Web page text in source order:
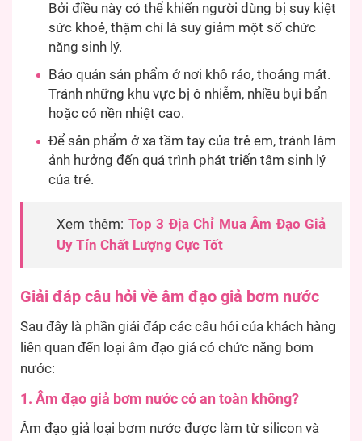
Bởi điều này có thể khiến người dùng bị suy kiệt
sức khoẻ, thậm chí là suy giảm một số chức
năng sinh lý.
Bảo quản sản phẩm ở nơi khô ráo, thoáng mát.
Tránh những khu vực bị ô nhiễm, nhiều bụi bẩn
hoặc có nền nhiệt cao.
Để sản phẩm ở xa tầm tay của trẻ em, tránh làm
ảnh hưởng đến quá trình phát triển tâm sinh lý
của trẻ.
Xem thêm: Top 3 Địa Chỉ Mua Âm Đạo Giả
Uy Tín Chất Lượng Cực Tốt
Giải đáp câu hỏi về âm đạo giả bơm nước
Sau đây là phần giải đáp các câu hỏi của khách hàng
liên quan đến loại âm đạo giả có chức năng bơm
nước:
1. Âm đạo giả bơm nước có an toàn không?
Âm đạo giả loại bơm nước được làm từ silicon và